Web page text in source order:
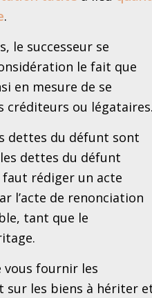
.
le successeur se
le fait que
en mesure de se
créditeurs ou
dettes du défunt sont
dettes du défunt
faut rédiger un acte
l’acte de renonciation
tant que le
vous fournir les
sur les biens à hériter